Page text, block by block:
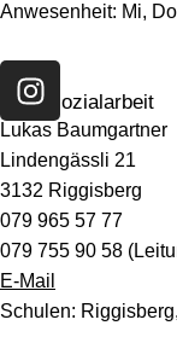
Anwesenheit: Mi,
I
n
s
t
a
g
r
a
m
Schulsozialarbeit
Lukas Baumgartner
Lindengässli 21
3132 Riggisberg
079 965 57 77
079 755 90 58
E-Mail
Schulen: